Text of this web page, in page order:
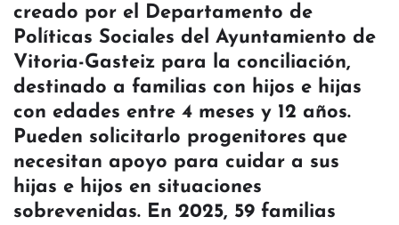
creado por el Departamento de
Políticas Sociales del Ayuntamiento de
Vitoria-Gasteiz para la conciliación,
destinado a familias con hijos e hijas
con edades entre 4 meses y 12 años.
Pueden solicitarlo progenitores que
necesitan apoyo para cuidar a sus
hijas e hijos en situaciones
sobrevenidas. En 2025, 59 familias